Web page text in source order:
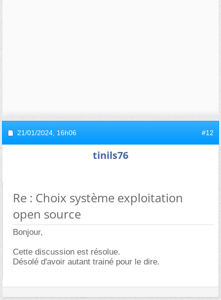
21/01/2024, 16h06 #12
tinils76
Re : Choix système exploitation
open source
Bonjour,
Cette discussion est résolue.
Désolé d'avoir autant trainé pour le dire.